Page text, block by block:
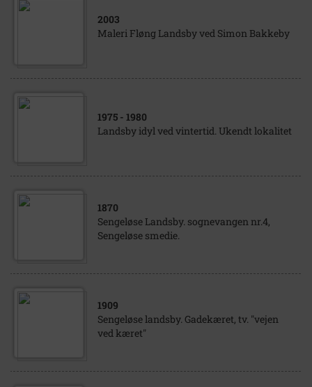
2003
Maleri Fløng Landsby ved Simon Bakkeby
1975 - 1980
Landsby idyl ved vintertid. Ukendt lokalitet
1870
Sengeløse Landsby. sognevangen nr.4,
Sengeløse smedie.
1909
Sengeløse landsby. Gadekæret, tv. "vejen
ved kæret"